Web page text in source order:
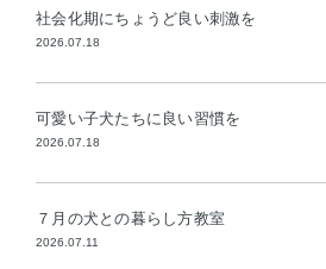
社会化期にちょうど良い刺激を
2026.07.18
可愛い子犬たちに良い習慣を
2026.07.18
７月の犬との暮らし方教室
2026.07.11